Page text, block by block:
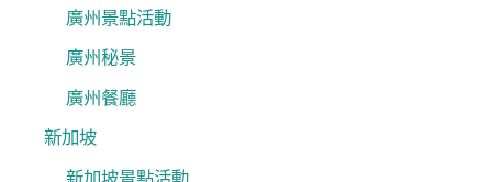
廣州景點活動
廣州秘景
廣州餐廳
新加坡
新加坡景點活動